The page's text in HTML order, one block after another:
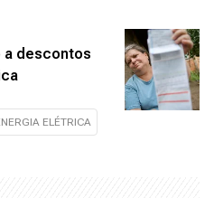
a descontos
ELÉTRICA